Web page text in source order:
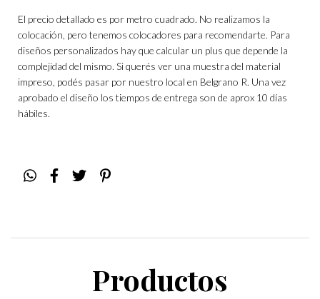
El precio detallado es por metro cuadrado. No realizamos la
colocación, pero tenemos colocadores para recomendarte. Para
diseños personalizados hay que calcular un plus que depende la
complejidad del mismo. Si querés ver una muestra del material
impreso, podés pasar por nuestro local en Belgrano R. Una vez
aprobado el diseño los tiempos de entrega son de aprox 10 días
hábiles.
Productos